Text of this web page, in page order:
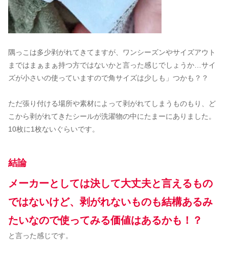
隅っこは多少剥がれてきてますが、ワンシーズンやサイズアウト
まではまぁまぁ持つ方ではないかと言った感じでしょうか…サイ
ズが小さいの使っていますので角サイズは少しも」つかも？？
ただ張り付ける場所や素材によって剥がれてしまうものもり、ど
こから剥がれてきたシールが洗濯物の中にたまーにありました。
10枚に1枚ないぐらいです。
結論
メーカーとしては決して大丈夫と言えるもの
ではないけど、剥がれないものも結構あるみ
たいなので使ってみる価値はあるかも！？
と言った感じです。